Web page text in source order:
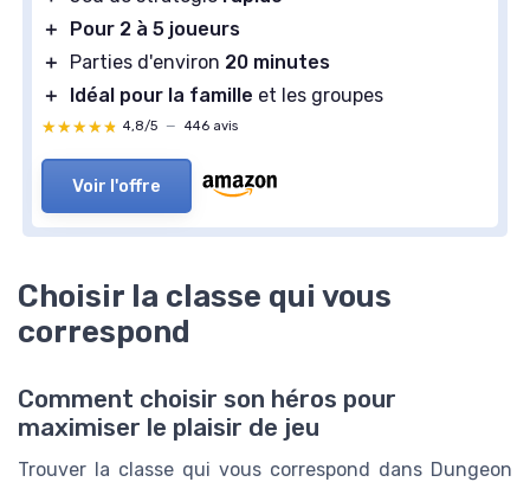
＋
Pour 2 à 5 joueurs
＋
Parties d'environ 20 minutes
＋
Idéal pour la famille et les groupes
★★★★★
★★★★★ 4,8/5 — 446 avis
Voir l'offre
Choisir la classe qui vous
correspond
Comment choisir son héros pour
maximiser le plaisir de jeu
Trouver la classe qui vous correspond dans Dungeon